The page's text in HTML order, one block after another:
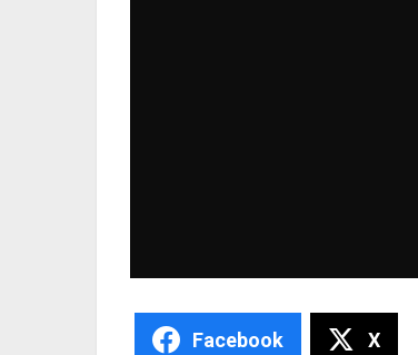
Facebook X